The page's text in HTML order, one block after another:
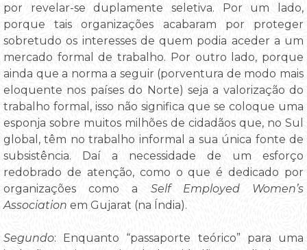
por revelar-se duplamente seletiva. Por um lado,
porque tais organizações acabaram por proteger
sobretudo os interesses de quem podia aceder a um
mercado formal de trabalho. Por outro lado, porque
ainda que a norma a seguir (porventura de modo mais
eloquente nos países do Norte) seja a valorização do
trabalho formal, isso não significa que se coloque uma
esponja sobre muitos milhões de cidadãos que, no Sul
global, têm no trabalho informal a sua única fonte de
subsistência. Daí a necessidade de um esforço
redobrado de atenção, como o que é dedicado por
organizações como a Self Employed Women’s
Association em Gujarat (na Índia).
Segundo: Enquanto “passaporte teórico” para uma